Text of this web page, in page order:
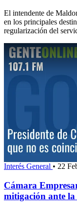
El intendente de
en los principales
regularización del
Interés General • 22
Cámara
mitigación ante la